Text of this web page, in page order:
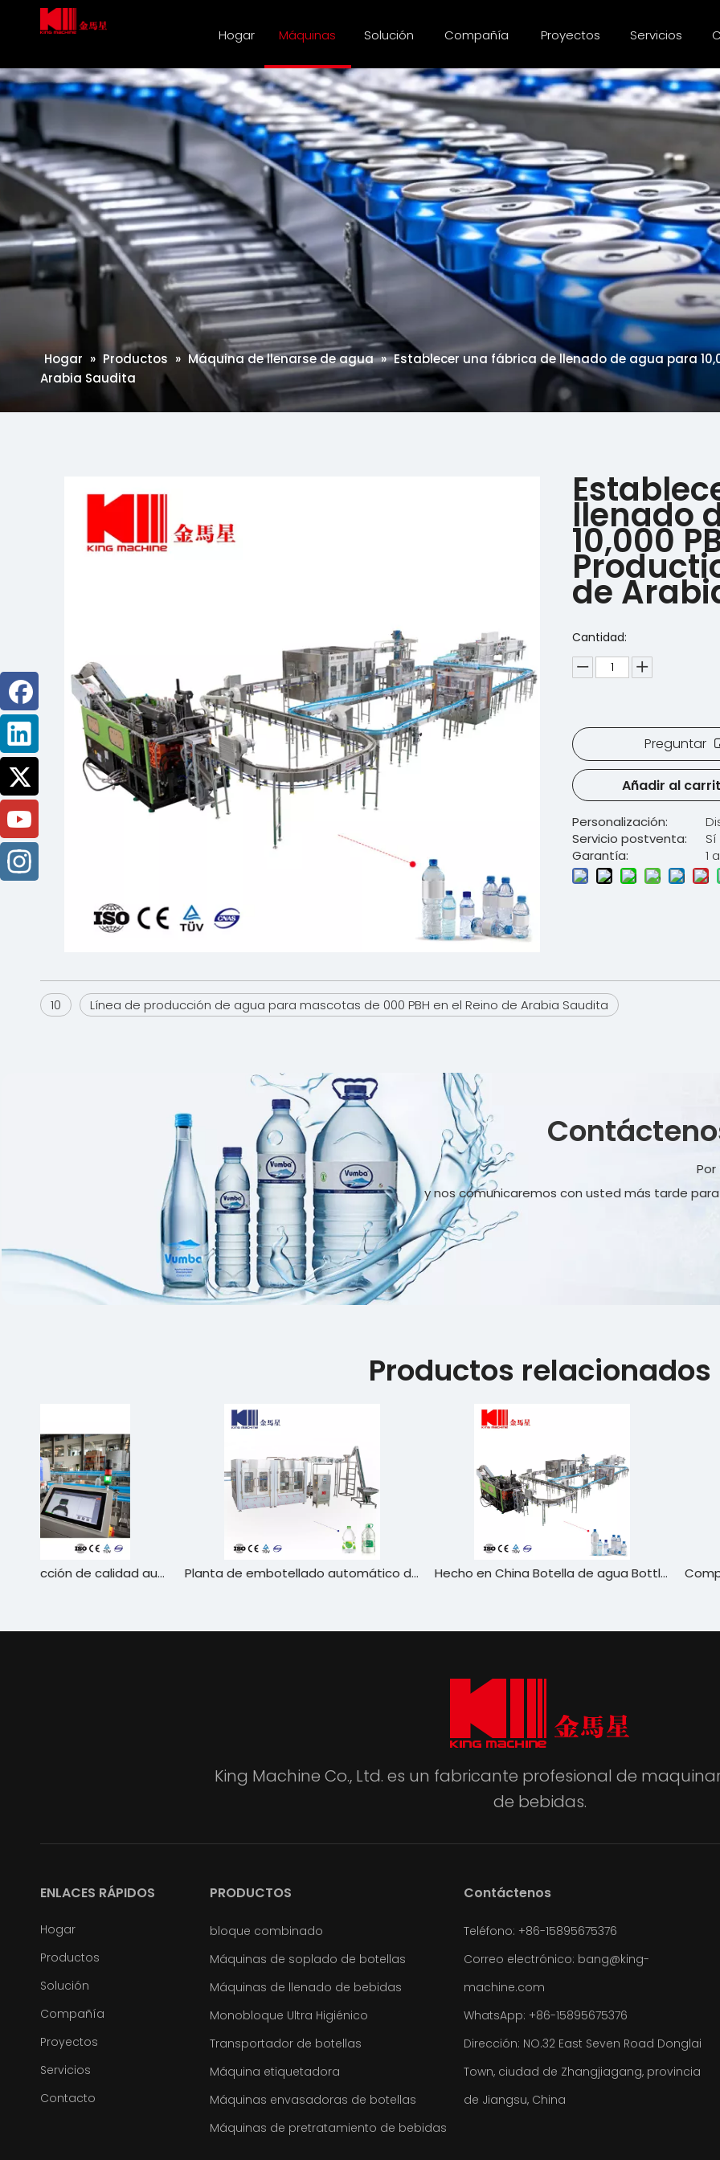
Hogar Máquinas Solución Compañía Proyectos Servicios
Hogar » Productos » Máquina de llenarse de agua » Establecer una fábrica de llenado de agua para
Arabia Saudita
llenado
10,000
de
Cantidad:
Preguntar
Añadir al
Personalización:
Servicio postventa:
Sí
Garantía:
1
10 Línea de producción de agua para mascotas de 000 PBH en el Reino de Arabia Saudita
y nos comunicaremos con usted más tarde
Productos relacionados
Planta de embotellado automático de agua potable de alta eficiencia-línea de llenado de botella de PET de gran capacidad de 400-800 a 800 a 800 a 800 a 800bph Hecho en China Botella de agua Bottling Bottling Línea de producción de maquinaria
King Machine Co., Ltd. es un fabricante profesional de
de bebidas.
ENLACES RÁPIDOS
Hogar
Productos
Solución
Compañía
Proyectos
Servicios
Contacto
PRODUCTOS
bloque combinado
Máquinas de soplado de botellas
Máquinas de llenado de bebidas
Monobloque Ultra Higiénico
Transportador de botellas
Máquina etiquetadora
Máquinas envasadoras de botellas
Máquinas de pretratamiento de bebidas
Contáctenos
Teléfono: +86-15895675376
Correo electrónico: bang@king-
machine.com
WhatsApp: +86-15895675376
Dirección: NO.32 East Seven Road Donglai
Town, ciudad de Zhangjiagang, provincia
de Jiangsu, China